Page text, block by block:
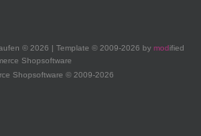
© 2026 | Template © 2009-2026 by modified
Shopsoftware
Shopsoftware © 2009-2026